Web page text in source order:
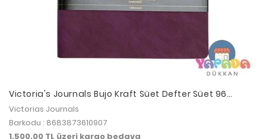
Victoria's Journals Bujo Kraft Süet Defter Süet 96
Yaprak
Victorias Journals
Barkodu : 8683873610907
1.500,00 TL üzeri kargo bedava